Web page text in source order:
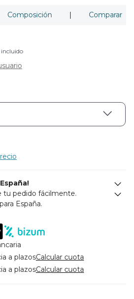
Composición | Comparar
incluido
tu pedido fácilmente.
España.
a plazosCalcular cuota
a plazosCalcular cuota